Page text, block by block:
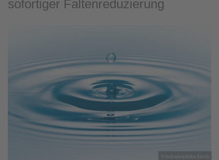
sofortiger Faltenreduzierung
© kubais/adobeStock